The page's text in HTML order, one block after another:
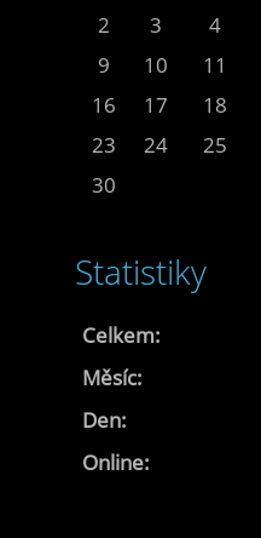
2
3 4
9
10 11
16
17 18
23
24 25
30
Statistiky
Online:
Celkem:
Měsíc:
Den: